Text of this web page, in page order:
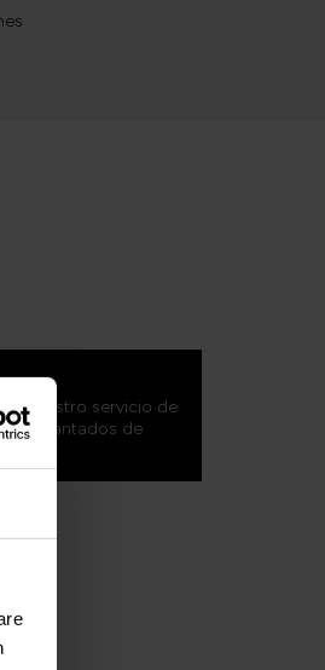
nuestro servicio de
encantados de